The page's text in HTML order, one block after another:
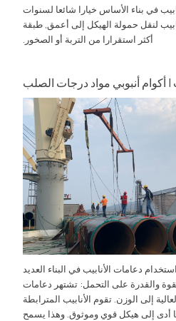
في بناء الأساس خيارا شائعا لسنوات
لنقل حمولة الهيكل إلى أعمق, طبقة
أكثر استقرارا من التربة أو الصخور.
| أكوام أنبوبي مواد درجات الصلب
دعامات الأنابيب في البناء العديد
والقدرة على التحمل: تشتهر دعامات
إلى الوزن. تقوم الأنابيب المترابطة
أدى إلى هيكل قوي وموثوق. وهذا يسمح